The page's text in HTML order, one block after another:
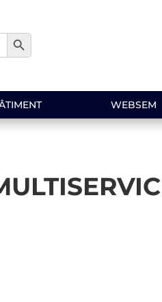
Search Button
WEBSEM